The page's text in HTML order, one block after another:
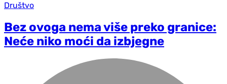
Društvo
Bez ovoga nema više preko granice:
Neće niko moći da izbjegne